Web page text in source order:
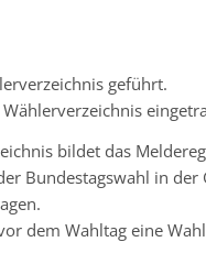
geführt.
bildet das
Bundestagswahl in
dem Wahltag eine